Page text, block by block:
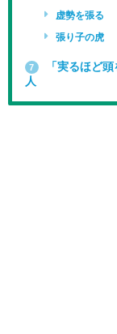
虚勢を張る
張り子の虎
7
「実るほど
人